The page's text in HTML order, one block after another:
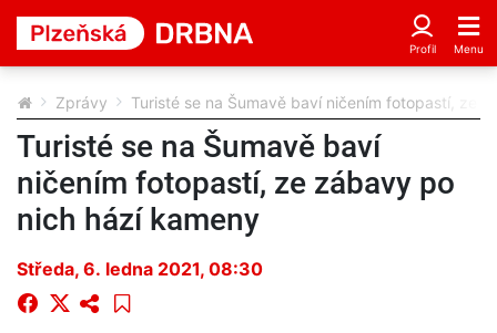
Zprávy Turisté se na Šumavě baví ničením fotopastí, ze
Turisté se na Šumavě baví
ničením fotopastí, ze zábavy po
nich hází kameny
Středa, 6. ledna 2021, 08:30